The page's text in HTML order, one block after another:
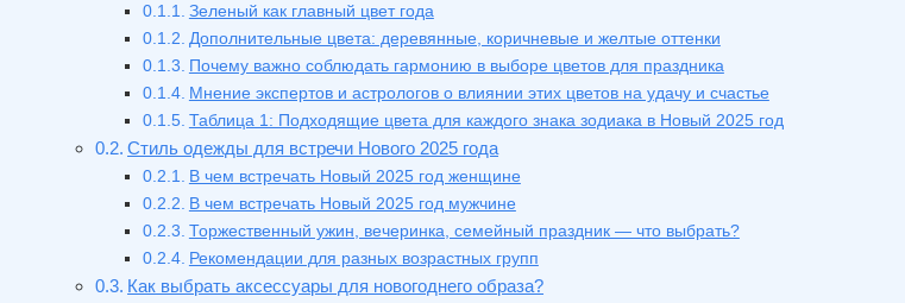
Зеленый как главный цвет года
Дополнительные цвета: деревянные, коричневые и желтые оттенки
Почему важно соблюдать гармонию в выборе цветов для праздника
Мнение экспертов и астрологов о влиянии этих цветов на удачу и счастье
Таблица 1: Подходящие цвета для каждого знака зодиака в Новый 2025 год
Стиль одежды для встречи Нового 2025 года
В чем встречать Новый 2025 год женщине
В чем встречать Новый 2025 год мужчине
Торжественный ужин, вечеринка, семейный праздник — что выбрать?
Рекомендации для разных возрастных групп
Как выбрать аксессуары для новогоднего образа?